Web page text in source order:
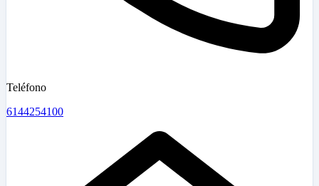
Teléfono
6144254100